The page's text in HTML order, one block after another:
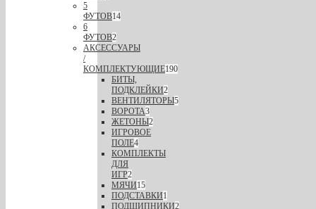
5
ФУТОВ14
6
ФУТОВ2
АКСЕССУАРЫ
/
КОМПЛЕКТУЮЩИЕ190
БИТЫ,
ПОДКЛЕЙКИ2
ВЕНТИЛЯТОРЫ5
ВОРОТА3
ЖЕТОНЫ2
ИГРОВОЕ
ПОЛЕ4
КОМПЛЕКТЫ
ДЛЯ
ИГР2
МЯЧИ15
ПОДСТАВКИ1
ПОДШИПНИКИ2